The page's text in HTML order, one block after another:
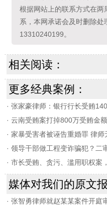
根据网站上的联系方式在两
系，本网承诺会及时删除处
13310240199。
相关阅读：
更多经典案例：
· 张家豪律师：银行行长受贿
· 云南受贿案打掉800万受贿金
· 家暴受害者被诬告重婚罪 律师
· 领导干部做工程变诈骗犯？二
· 市长受贿、贪污、滥用职权案
媒体对我们的原文报
· 张智勇律师就赵某某案件开庭